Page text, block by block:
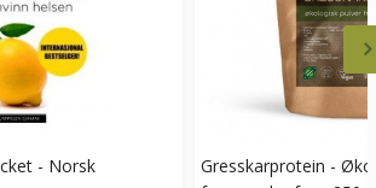
- Norsk
Gresskarprotein -